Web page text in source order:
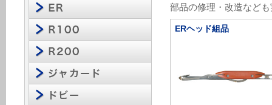
部品の修理・改造など
ERヘッド組品